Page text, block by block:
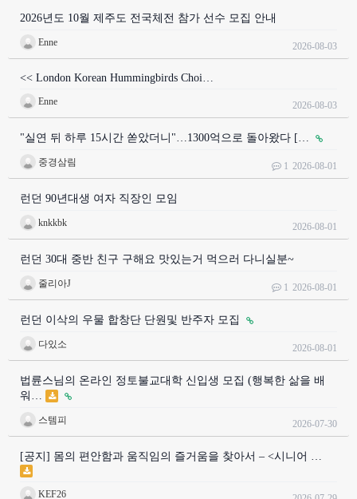
2026년도 10월 제주도 전국체전 참가 선수 모집 안내
Enne 2026-08-03
<< London Korean Hummingbirds Choi…
Enne 2026-08-03
"실연 뒤 하루 15시간 쏟았더니"…1300억으로 돌아왔다 […
중경삼림 1 2026-08-01
런던 90년대생 여자 직장인 모임
knkkbk 2026-08-01
런던 30대 중반 친구 구해요 맛있는거 먹으러 다니실분~
줄리아J 1 2026-08-01
런던 이삭의 우물 합창단 단원및 반주자 모집
다있소 2026-08-01
법륜스님의 온라인 정토불교대학 신입생 모집 (행복한 삶을 배
워…
스템피 2026-07-30
[공지] 몸의 편안함과 움직임의 즐거움을 찾아서 – <시니어 …
KEF26